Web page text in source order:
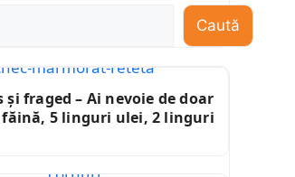
Caută
și fraged – Ai nevoie de doar
făină, 5 linguri ulei, 2 linguri